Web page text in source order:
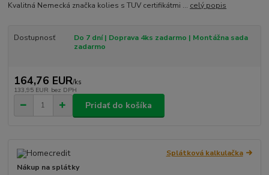
Kvalitná Nemecká značka kolies s TUV certifikátmi ... celý popis
Dostupnosť
Do 7 dní | Doprava 4ks zadarmo | Montážna sada
zadarmo
164,76 EUR/ks
133,95 EUR bez DPH
Pridať do košíka
Splátková kalkulačka
Nákup na splátky